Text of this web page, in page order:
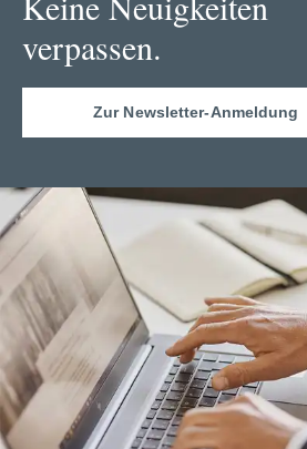
verpassen.
Zur Newsletter-Anmeldung